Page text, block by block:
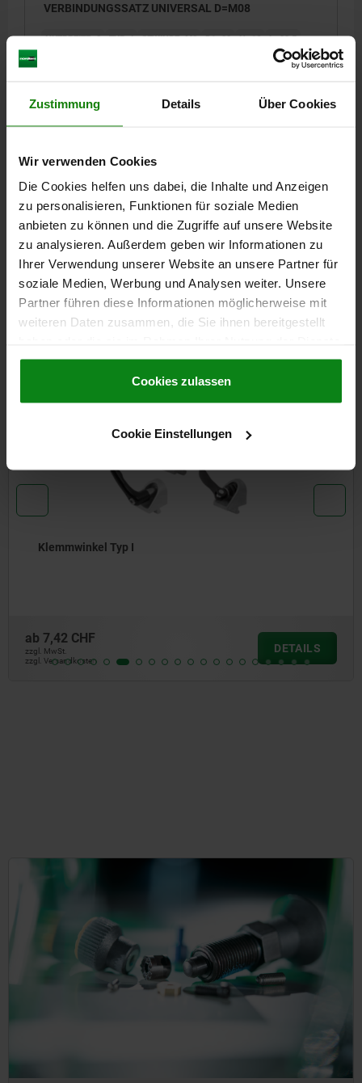
Zustimmung Details Über Cookies
Wir verwenden Cookies
Die Cookies helfen uns dabei, die Inhalte und Anzeigen
zu personalisieren, Funktionen für soziale Medien
anbieten zu können und die Zugriffe auf unsere Website
zu analysieren. Außerdem geben wir Informationen zu
Ihrer Verwendung unserer Website an unsere Partner für
soziale Medien, Werbung und Analysen weiter. Unsere
Partner führen diese Informationen möglicherweise mit
weiteren Daten zusammen, die Sie ihnen bereitgestellt
gesammelt haben.Cookie Richtlinien
Datenschutz|AGB
Cookies zulassen
Cookie Einstellungen
VERBINDUNGSSATZ UNIVERSAL D=M08
NUTBREITE=8 TYP=I GEWINDE=M8 D1=20 H=16 L=33,5
3,67 CHF
DETAILS
CAD
DOWNLOADS
Klemmwinkel Typ I
ab 7,42 CHF
zzgl. MwSt.
zzgl. Versandkosten
DETAILS